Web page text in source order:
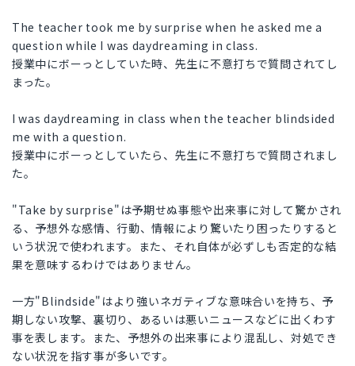
The teacher took me by surprise when he asked me a
question while I was daydreaming in class.
授業中にボーっとしていた時、先生に不意打ちで質問されてし
まった。
I was daydreaming in class when the teacher blindsided
me with a question.
授業中にボーっとしていたら、先生に不意打ちで質問されまし
た。
"Take by surprise"は予期せぬ事態や出来事に対して驚かされ
る、予想外な感情、行動、情報により驚いたり困ったりすると
いう状況で使われます。また、それ自体が必ずしも否定的な結
果を意味するわけではありません。
一方"Blindside"はより強いネガティブな意味合いを持ち、予
期しない攻撃、裏切り、あるいは悪いニュースなどに出くわす
事を表します。また、予想外の出来事により混乱し、対処でき
ない状況を指す事が多いです。